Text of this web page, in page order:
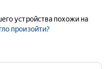
устройства похожи на
произойти?